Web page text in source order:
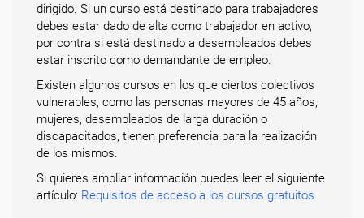
dirigido. Si un curso está destinado para trabajadores
debes estar dado de alta como trabajador en activo,
por contra si está destinado a desempleados debes
estar inscrito como demandante de empleo.
Existen algunos cursos en los que ciertos colectivos
vulnerables, como las personas mayores de 45 años,
mujeres, desempleados de larga duración o
discapacitados, tienen preferencia para la realización
de los mismos.
Si quieres ampliar información puedes leer el siguiente
artículo: Requisitos de acceso a los cursos gratuitos